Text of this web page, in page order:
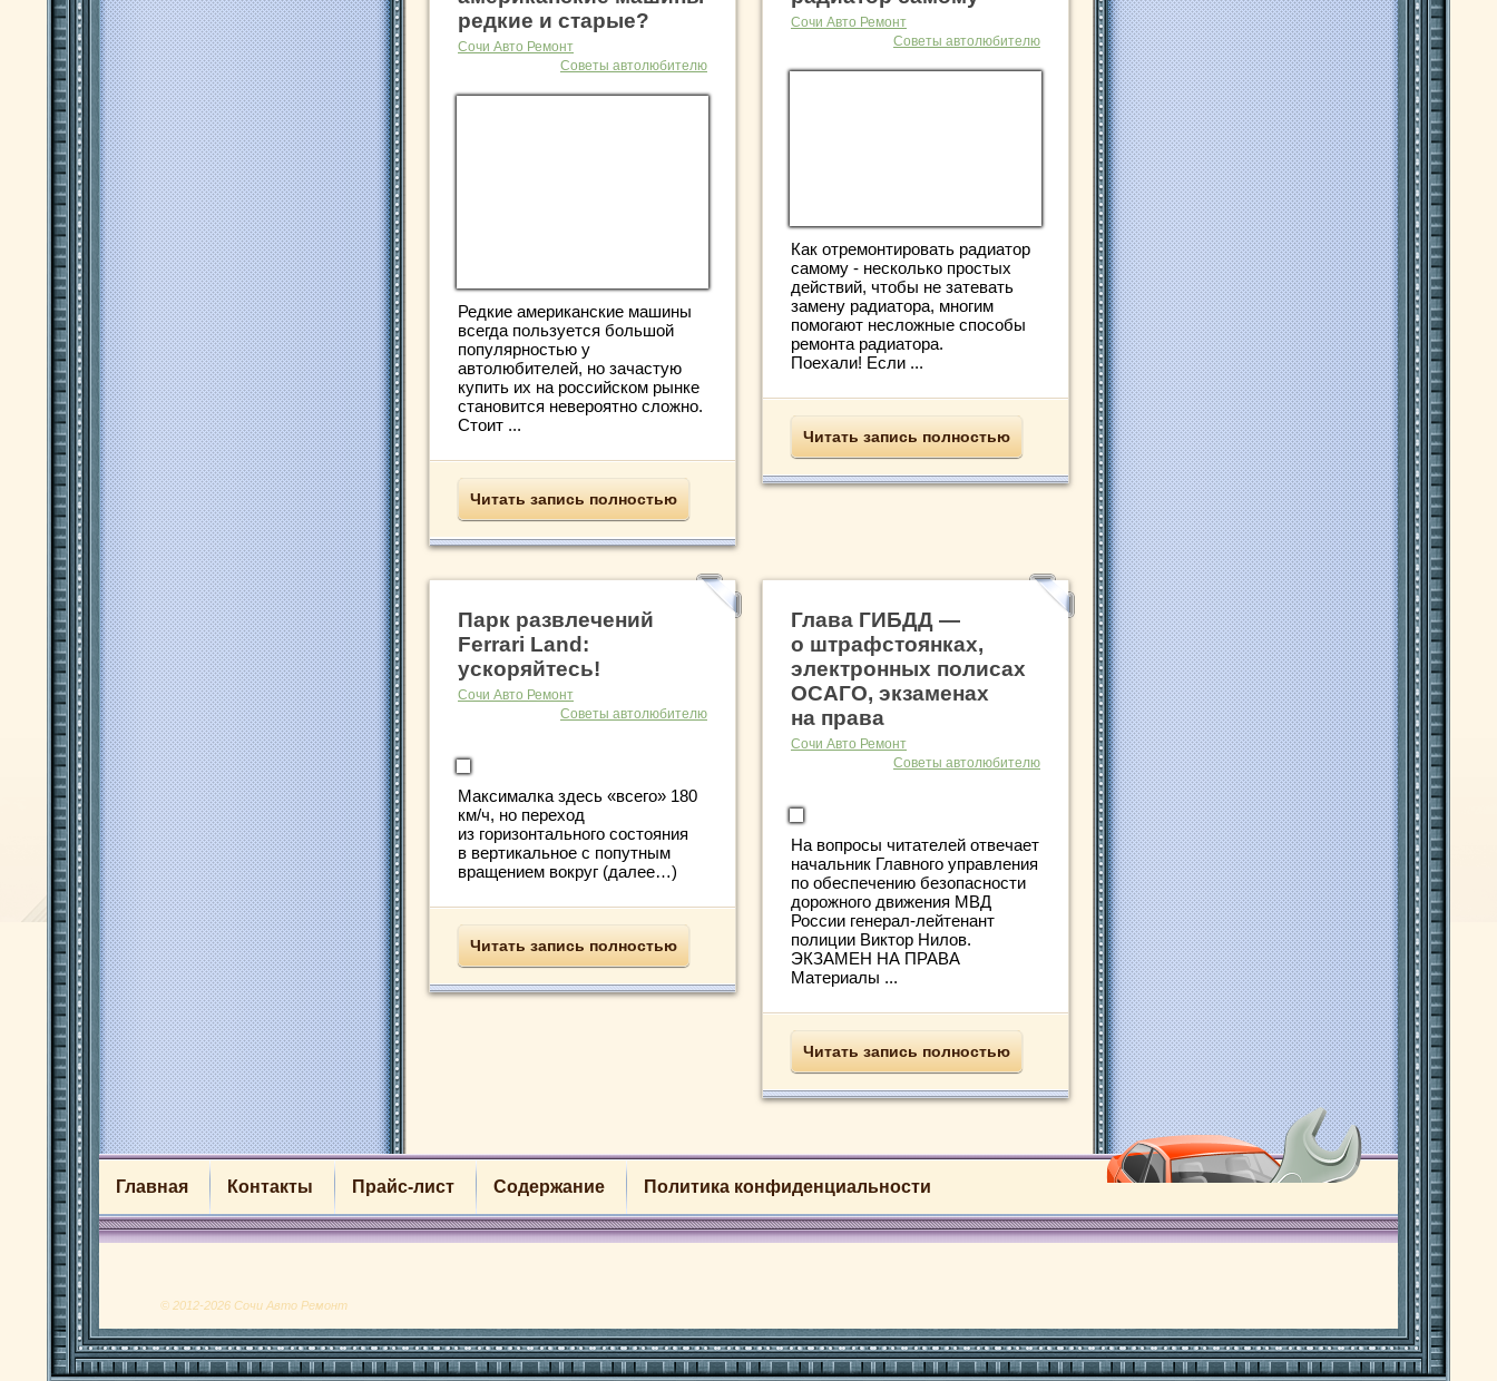
редкие и старые?
Сочи Авто Ремонт
Советы автолюбителю
Редкие американские машины
всегда пользуется большой
популярностью у
автолюбителей, но зачастую
купить их на российском рынке
становится невероятно сложно.
Стоит ...
Читать запись полностью
Сочи Авто Ремонт
Советы автолюбителю
Как отремонтировать радиатор
самому - несколько простых
действий, чтобы не затевать
замену радиатора, многим
помогают несложные способы
ремонта радиатора.
Поехали! Если ...
Читать запись полностью
Парк развлечений
Ferrari Land:
ускоряйтесь!
Сочи Авто Ремонт
Советы автолюбителю
Максималка здесь «всего» 180
км/ч, но переход
из горизонтального состояния
в вертикальное с попутным
вращением вокруг (далее…)
Читать запись полностью
Глава ГИБДД —
о штрафстоянках,
электронных полисах
ОСАГО, экзаменах
на права
Сочи Авто Ремонт
Советы автолюбителю
На вопросы читателей отвечает
начальник Главного управления
по обеспечению безопасности
дорожного движения МВД
России генерал-лейтенант
полиции Виктор Нилов.
ЭКЗАМЕН НА ПРАВА
Материалы ...
Читать запись полностью
Главная Контакты Прайс-лист Содержание Политика конфиденциальности
© 2012-2026 Сочи Авто Ремонт